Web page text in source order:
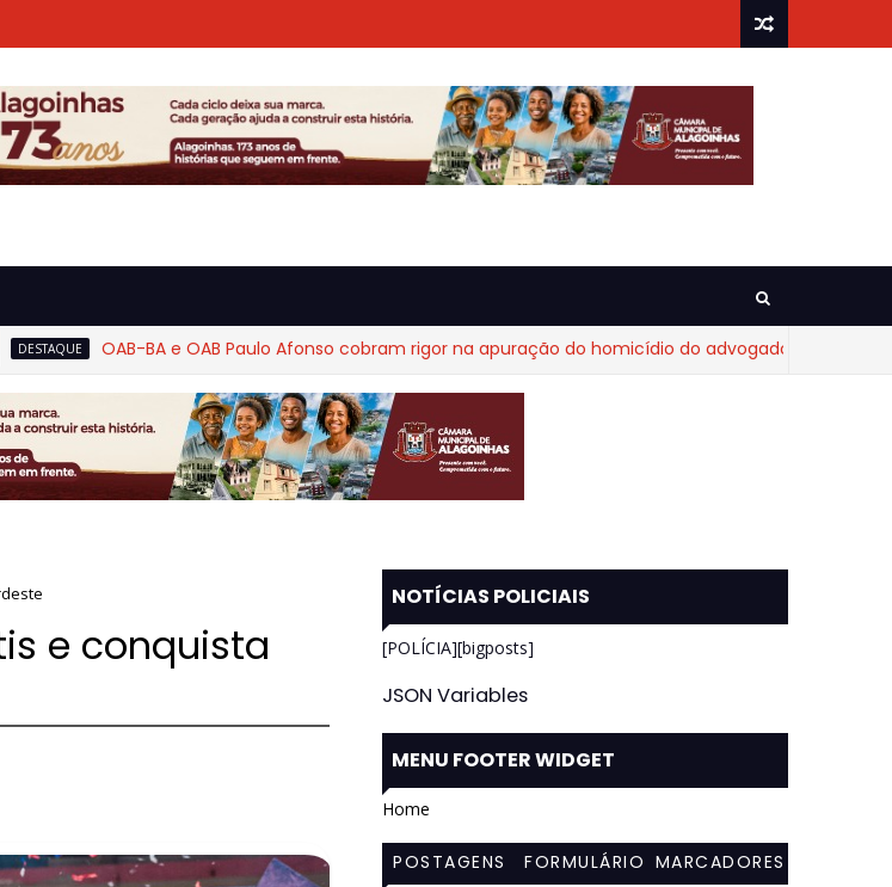
OAB-BA e OAB Paulo Afonso cobram rigor na apuração do homicídio do advogado Diego Fraga de
e conquista
NOTÍCIAS POLICIAIS
[POLÍCIA][bigposts]
JSON Variables
MENU FOOTER WIDGET
Home
POSTAGENS
FORMULÁRIO MARCADORES